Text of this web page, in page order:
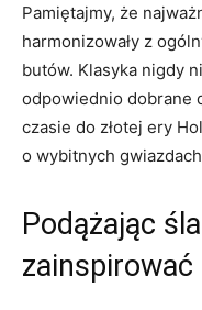
Pamiętajmy, że
harmonizowały z
butów. Klasyka nigdy
odpowiednio dobrane
czasie do złotej ery
o wybitnych
Podążając